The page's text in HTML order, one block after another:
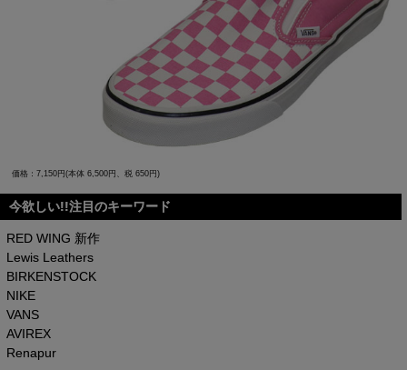
価格：7,150円(本体 6,500円、税 650円)
今欲しい!!注目のキーワード
RED WING 新作
Lewis Leathers
BIRKENSTOCK
NIKE
VANS
AVIREX
Renapur